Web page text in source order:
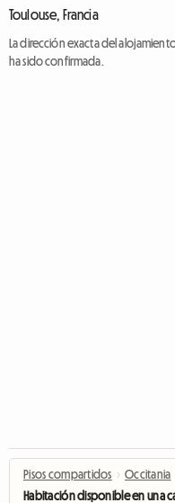
Toulouse, Francia
La dirección exacta del
ha sido confirmada.
Pisos compartidos › Occitania
Habitación disponible en una